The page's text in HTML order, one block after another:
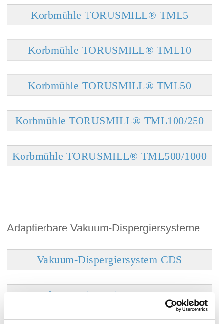
Korbmühle TORUSMILL® TML5
Korbmühle TORUSMILL® TML10
Korbmühle TORUSMILL® TML50
Korbmühle TORUSMILL® TML100/250
Korbmühle TORUSMILL® TML500/1000
Adaptierbare Vakuum-Dispergiersysteme
Vakuum-Dispergiersystem CDS
Vakuum-Dispergiersystem CHS